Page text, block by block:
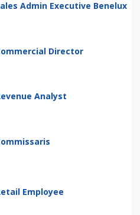
Admin Executive Benelux
Director
Analyst
Employee